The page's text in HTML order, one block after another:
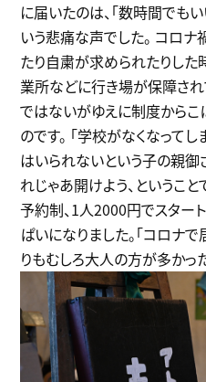
に届いたのは、「数時間でも
いう悲痛な声でした。 コロ
たり自粛が求められたりし
業所などに行き場が保障され
ではないがゆえに制度から
のです。 「学校がなくなって
はいられないという子の親御
れじゃあ開けよう、というこ
予約制、1人2000円でスター
ぱいになりました。「コロナ
りもむしろ大人の方が多かっ